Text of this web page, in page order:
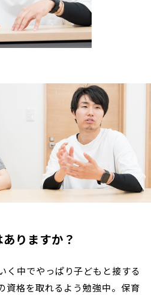
りますか？
く中でやっぱり子どもと接する
資格を取れるよう勉強中。保育